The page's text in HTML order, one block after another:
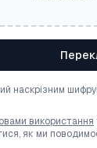
наскрізним
використання
як ми